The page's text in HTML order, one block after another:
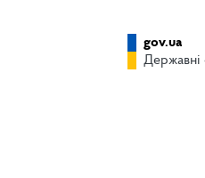
gov.ua
Державні